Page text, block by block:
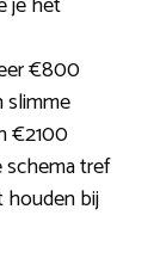
€800
slimme
€2100
tref
houden bij